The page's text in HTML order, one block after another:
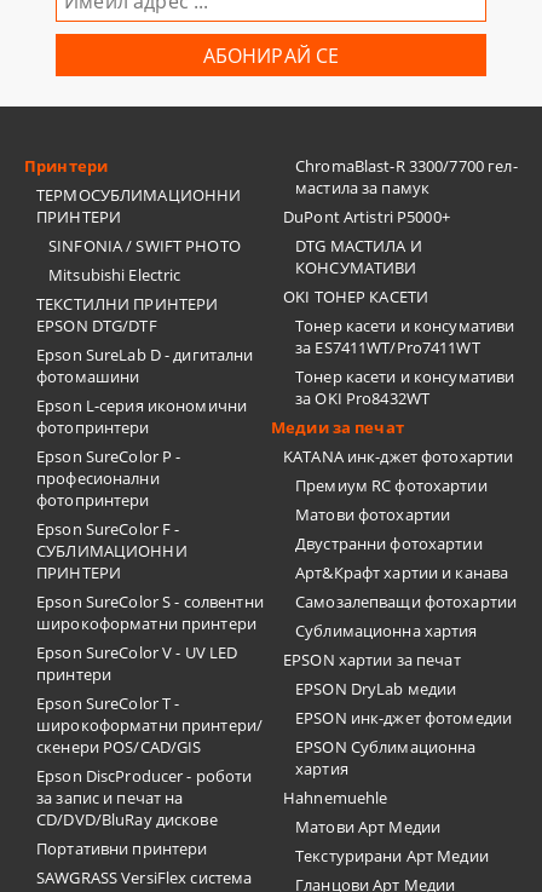
Принтери
ТЕРМОСУБЛИМАЦИОННИ
ПРИНТЕРИ
SINFONIA / SWIFT PHOTO
Mitsubishi Electric
ТЕКСТИЛНИ ПРИНТЕРИ
EPSON DTG/DTF
Epson SureLab D - дигитални
фотомашини
Epson L-серия икономични
фотопринтери
Epson SureColor P -
професионални
фотопринтери
Epson SureColor F -
СУБЛИМАЦИОННИ
ПРИНТЕРИ
Epson SureColor S - солвентни
широкоформатни принтери
Epson SureColor V - UV LED
принтери
Epson SureColor T -
широкоформатни принтери/
скенери POS/CAD/GIS
Epson DiscProducer - роботи
за запис и печат на
CD/DVD/BluRay дискове
Портативни принтери
SAWGRASS VersiFlex система
ChromaBlast-R 3300/7700 гел-
мастила за памук
DuPont Artistri P5000+
DTG МАСТИЛА И
КОНСУМАТИВИ
OKI ТОНЕР КАСЕТИ
Тонер касети и консумативи
за ES7411WT/Pro7411WT
Тонер касети и консумативи
за OKI Pro8432WT
Медии за печат
KATANA инк-джет фотохартии
Премиум RC фотохартии
Матови фотохартии
Двустранни фотохартии
Арт&Крафт хартии и канава
Самозалепващи фотохартии
Сублимационна хартия
EPSON хартии за печат
EPSON DryLab медии
EPSON инк-джет фотомедии
EPSON Сублимационна
хартия
Hahnemuehle
Матови Арт Медии
Текстурирани Арт Медии
Гланцови Арт Медии